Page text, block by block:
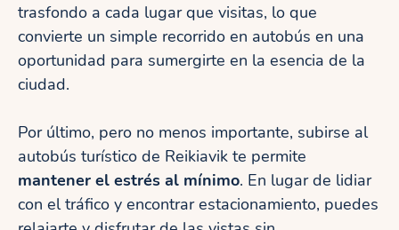
trasfondo a cada lugar que visitas, lo que
convierte un simple recorrido en autobús en una
oportunidad para sumergirte en la esencia de la
ciudad.
Por último, pero no menos importante, subirse al
autobús turístico de Reikiavik te permite
mantener el estrés al mínimo. En lugar de lidiar
con el tráfico y encontrar estacionamiento, puedes